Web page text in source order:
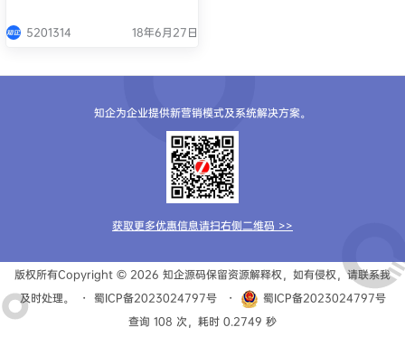
5201314 18年6月27日
知企为企业提供新营销模式及系统解决方案。
获取更多优惠信息请扫右侧二维码 >>
版权所有Copyright © 2026 知企源码保留资源解释权，如有侵权，请联系我
及时处理。
・ 蜀ICP备2023024797号 ・
蜀ICP备2023024797号
查询 108 次，耗时 0.2749 秒